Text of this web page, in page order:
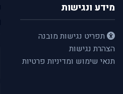
מידע ונגישות
תפריט נגישות מובנה
הצהרת נגישות
תנאי שימוש ומדיניות פרטיות